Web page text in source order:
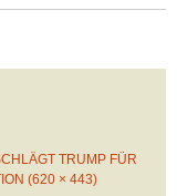
TRUMP FÜR
(620 × 443)